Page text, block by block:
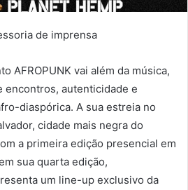
de imprensa
AFROPUNK vai além da música,
encontros, autenticidade e
diaspórica. A sua estreia no
cidade mais negra do
a primeira edição presencial em
sua quarta edição,
um line-up exclusivo da